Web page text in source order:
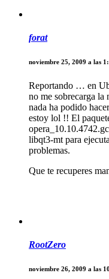
forat
noviembre 25, 2009 a las
Reportando … en
no me sobrecarga la
nada ha podido
estoy lol !! El
libqt3-mt para
problemas.
Que te recuperes
RootZero
noviembre 26, 2009 a las